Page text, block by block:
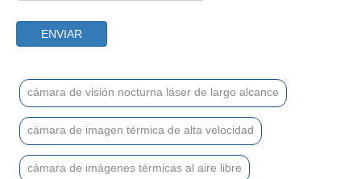
ENVIAR
cámara de visión nocturna láser de largo alcance
cámara de imagen térmica de alta velocidad
cámara de imágenes térmicas al aire libre